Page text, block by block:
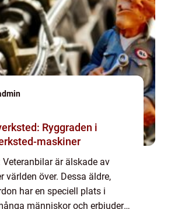
Ryggraden i
maskiner
är älskade av
världen över. Dessa äldre,
har en speciell plats i
människor och erbjuder